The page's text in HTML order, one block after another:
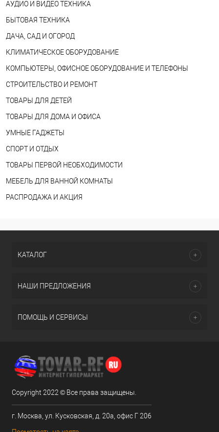
АУДИО И ВИДЕО ТЕХНИКА
БЫТОВАЯ ТЕХНИКА
ДАЧА, САД И ОГОРОД
КЛИМАТИЧЕСКОЕ ОБОРУДОВАНИЕ
КОМПЬЮТЕРЫ, ОФИСНОЕ ОБОРУДОВАНИЕ И ТЕЛЕФОНЫ
СТРОИТЕЛЬСТВО И РЕМОНТ
ТОВАРЫ ДЛЯ ДЕТЕЙ
ТОВАРЫ ДЛЯ ДОМА И ОФИСА
УМНЫЕ ГАДЖЕТЫ
СПОРТ И ОТДЫХ
ТОВАРЫ ПЕРВОЙ НЕОБХОДИМОСТИ
МЕБЕЛЬ ДЛЯ ВАННОЙ КОМНАТЫ
РАСПРОДАЖА И АКЦИЯ
КАТАЛОГ
НАШИ ПРЕДЛОЖЕНИЯ
ПОМОЩЬ И СЕРВИСЫ
Copyright 2022 © Все права защищены.
г. Москва, ул. Кусковская, д. 20а, офис Г 206